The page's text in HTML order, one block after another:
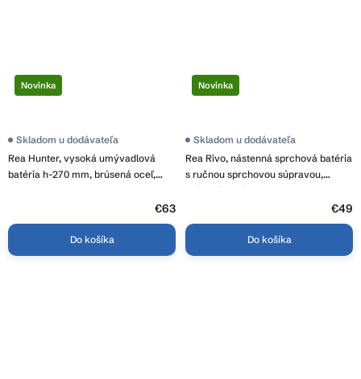
Novinka
Rea Hunter, vysoká umývadlová
batéria h-270 mm, brúsená oceľ,
Skladom u dodávateľa
€63
Do košíka
Novinka
Rea Rivo, nástenná sprchová batéria
s ručnou sprchovou súpravou,
brúsená oceľ, REA-B9326
Skladom u dodávateľa
€49
Do košíka